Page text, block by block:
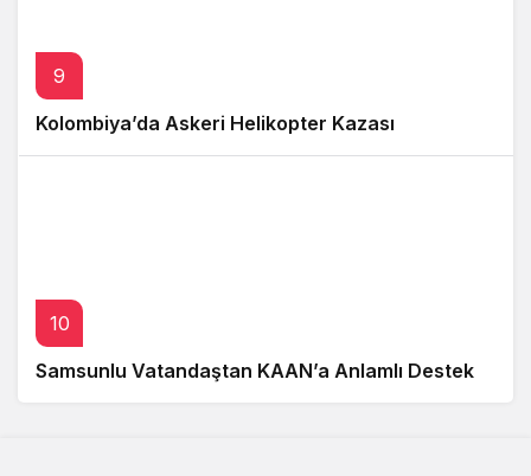
9
Kolombiya’da Askeri Helikopter Kazası
10
Samsunlu Vatandaştan KAAN’a Anlamlı Destek